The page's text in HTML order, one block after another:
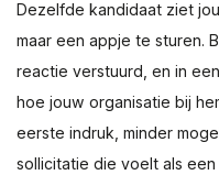
Dezelfde kandidaat ziet
maar een appje te sturen.
reactie verstuurd, en in
hoe jouw organisatie bij
eerste indruk, minder
sollicitatie die voelt als